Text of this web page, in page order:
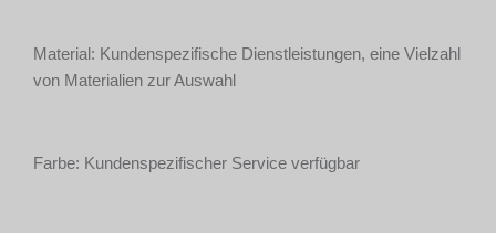
Material: Kundenspezifische Dienstleistungen, eine Vielzahl
von Materialien zur Auswahl
Farbe: Kundenspezifischer Service verfügbar